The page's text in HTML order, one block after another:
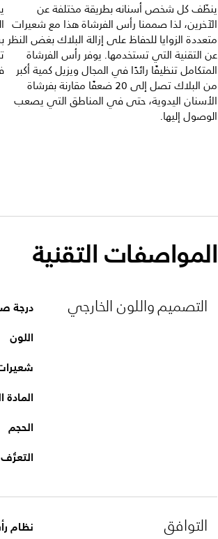
ينظّف كل شخص أسنانه بطريقة مختلفة عن
الآخرين، لذا صممنا رأس الفرشاة هذا مع شعيرات
متعددة الزوايا للحفاظ على إزالة البلاك بغض النظر
عن التقنية التي تستخدمها. يوفر رأس الفرشاة
المتكامل تنظيفًا رائدًا في المجال ويزيل كمية أكبر
من البلاك تصل إلى 20 ضعفًا مقارنة بفرشاة
الأسنان اليدوية، حتى في المناطق التي يصعب
الوصول إليها.
المواصفات التقنية
التصميم واللون الخارجي درجة
اللون
الحجم
التوافق نظام